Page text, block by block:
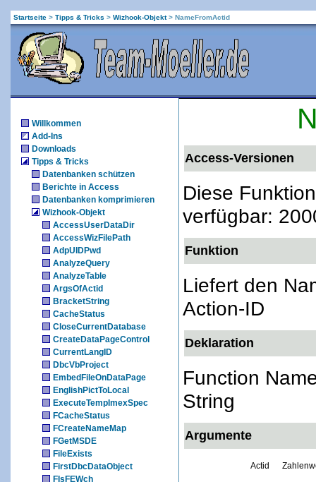
Startseite > Tipps & Tricks > Wizhook-Objekt> NameFromActid
Willkommen
Add-Ins
Downloads
Tipps & Tricks
Datenbanken schützen
Berichte in Access
Datenbanken komprimieren
Wizhook-Objekt
AccessUserDataDir
AccessWizFilePath
AdpUIDPwd
AnalyzeQuery
AnalyzeTable
ArgsOfActid
BracketString
CacheStatus
CloseCurrentDatabase
CreateDataPageControl
CurrentLangID
DbcVbProject
EmbedFileOnDataPage
EnglishPictToLocal
ExecuteTempImexSpec
FCacheStatus
FCreateNameMap
FGetMSDE
FileExists
FirstDbcDataObject
FIsFEWch
Access-Versionen
Diese
verfügbar:
Funktion
Liefert den
Action-ID
Deklaration
Function
String
Argumente
Actid